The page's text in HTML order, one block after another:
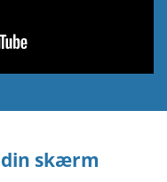
din skærm